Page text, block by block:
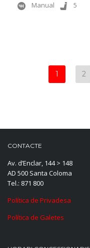
Manual 5
1 2
CONTACTE
Av. d’Enclar, 144 > 148
AD 500 Santa Coloma
Tel.: 871 800
Política de Privadesa
Política de Galetes